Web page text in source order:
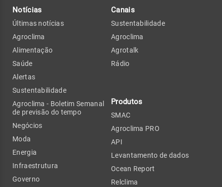
Notícias
Últimas notícias
Agroclima
Alimentação
Saúde
Alertas
Sustentabilidade
Agroclima - Boletim Semanal
de previsão do tempo
Negócios
Moda
Energia
Infraestrutura
Governo
Canais
Sustentabilidade
Agroclima
Agrotalk
Rádio
Produtos
SMAC
Agroclima PRO
API
Levantamento de dados
Ocean Report
Relclima